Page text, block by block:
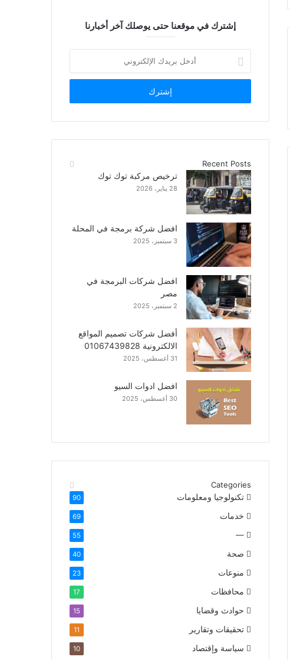
إشترك في موقعنا حتى يوصلك آخر أخبارنا
بريدك
الإلكتروني
Recent Posts
ترخيص مركبة توك توك
28 يناير، 2026
افضل شركة برمجة في المحلة
3 سبتمبر، 2025
افضل شركات البرمجة في
مصر
2 سبتمبر، 2025
أفضل شركات تصميم المواقع
الالكترونية 01067439828
31 أغسطس، 2025
افضل ادوات السيو
30 أغسطس، 2025
Categories
تكنولوجيا ومعلومات
90
خدمات 69
—
55
صحة 40
منوعات 23
محافظات 17
حوادث وقضايا 15
تحقيقات وتقارير 11
سياسة وإقتصاد 10